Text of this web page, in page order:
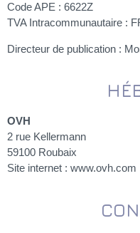
Code APE : 6622Z
TVA Intracommunautaire :
Directeur de publication :
OVH
2 rue Kellermann
59100 Roubaix
Site internet : www.ovh.com